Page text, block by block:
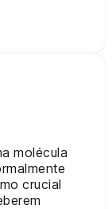
molécula
crucial